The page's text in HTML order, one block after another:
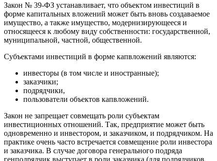
Закон № 39-ФЗ устанавливает, что объектом инвестиций в
форме капитальных вложений может быть вновь создаваемое
имущество, а также имущество, модернизирующееся и
относящееся к любому виду собственности: государственной,
муниципальной, частной, общественной.
Субъектами инвестиций в форме капвложений являются:
инвесторы (в том числе и иностранные);
заказчики;
подрядчики,
пользователи объектов капвложений.
Закон не запрещает совмещать роли субъектам
инвестиционных отношений. Так, предприятие может быть
одновременно и инвестором, и заказчиком, и подрядчиком. На
практике очень часто встречается совмещение роли инвестора
и заказчика. В случае договора генерального подряда
генподрядчик выступает в роли заказчика (для подрядчиков,